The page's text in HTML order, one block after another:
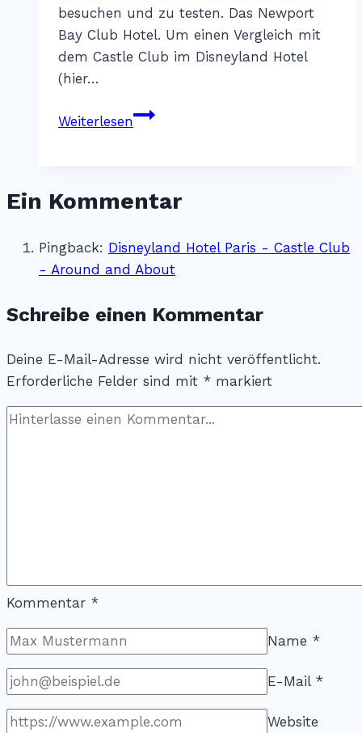
besuchen und zu testen. Das Newport
Bay Club Hotel. Um einen Vergleich mit
dem Castle Club im Disneyland Hotel
(hier…
WeiterlesenDisney’s
–
Paris
Ein Kommentar
Pingback: Disneyland Hotel Paris - Castle Club
- Around and About
Schreibe einen Kommentar
Deine E-Mail-Adresse wird nicht veröffentlicht.
Erforderliche Felder sind mit * markiert
Kommentar *
Name *
E-Mail *
Website